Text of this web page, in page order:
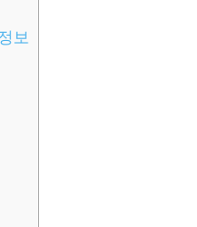
보